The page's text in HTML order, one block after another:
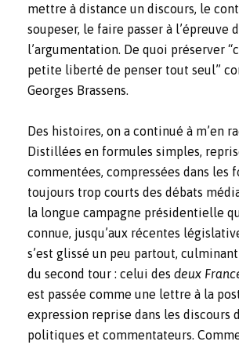
mettre à distance un discours, le
soupeser, le faire passer à l’épreuve
l’argumentation. De quoi préserver
petite liberté de penser tout seul”
Georges Brassens.
Des histoires, on a continué à m’en
Distillées en formules simples,
commentées, compressées dans les
toujours trop courts des débats
la longue campagne présidentielle
connue, jusqu’aux récentes
s’est glissé un peu partout,
du second tour : celui des deux
est passée comme une lettre à la
expression reprise dans les discours
politiques et commentateurs.